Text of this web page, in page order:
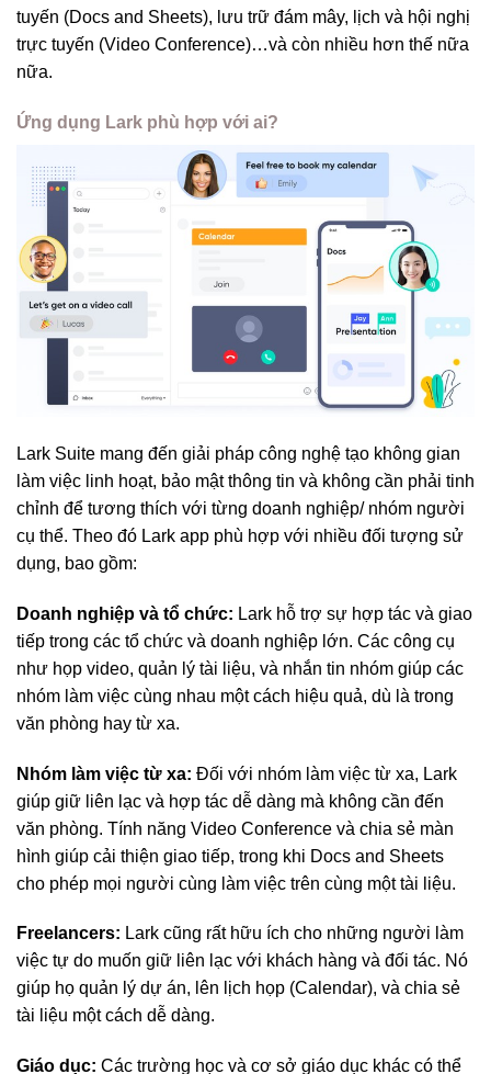
tuyến (Docs and Sheets), lưu trữ đám mây, lịch và hội nghị
trực tuyến (Video Conference)…và còn nhiều hơn thế nữa
nữa.
Ứng dụng Lark phù hợp với ai?
Lark Suite mang đến giải pháp công nghệ tạo không gian
làm việc linh hoạt, bảo mật thông tin và không cần phải tinh
chỉnh để tương thích với từng doanh nghiệp/ nhóm người
cụ thể. Theo đó Lark app phù hợp với nhiều đối tượng sử
dụng, bao gồm:
Doanh nghiệp và tổ chức: Lark hỗ trợ sự hợp tác và giao
tiếp trong các tổ chức và doanh nghiệp lớn. Các công cụ
như họp video, quản lý tài liệu, và nhắn tin nhóm giúp các
nhóm làm việc cùng nhau một cách hiệu quả, dù là trong
văn phòng hay từ xa.
Nhóm làm việc từ xa: Đối với nhóm làm việc từ xa, Lark
giúp giữ liên lạc và hợp tác dễ dàng mà không cần đến
văn phòng. Tính năng Video Conference và chia sẻ màn
hình giúp cải thiện giao tiếp, trong khi Docs and Sheets
cho phép mọi người cùng làm việc trên cùng một tài liệu.
Freelancers: Lark cũng rất hữu ích cho những người làm
việc tự do muốn giữ liên lạc với khách hàng và đối tác. Nó
giúp họ quản lý dự án, lên lịch họp (Calendar), và chia sẻ
tài liệu một cách dễ dàng.
Giáo dục: Các trường học và cơ sở giáo dục khác có thể